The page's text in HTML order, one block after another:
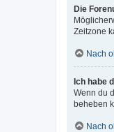
Die
Zeitzone
Nach
Ich habe
Wenn du
beheben
Nach